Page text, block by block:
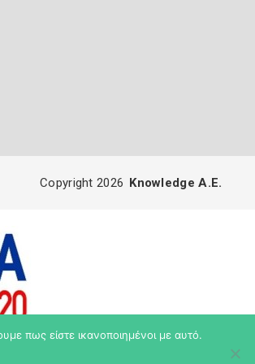
Copyright 2026 Knowledge A.E.
πως είστε ικανοποιημένοι με αυτό.